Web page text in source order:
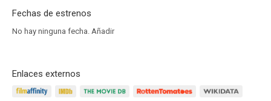
Fechas de estrenos
No hay ninguna fecha. Añadir
Enlaces externos